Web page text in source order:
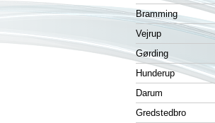
Bramming
Vejrup
Gørding
Hunderup
Darum
Gredstedbro